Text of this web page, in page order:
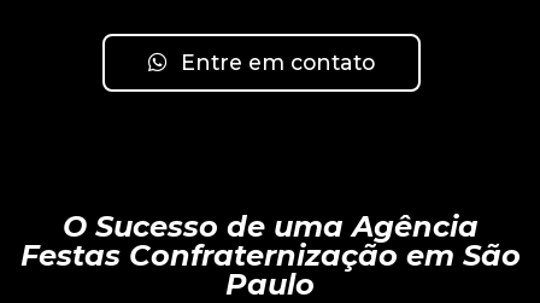
Entre em contato
O Sucesso de uma Agência
Festas Confraternização em São
Paulo